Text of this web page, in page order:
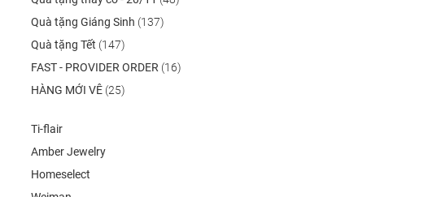
Quà tặng Giáng Sinh (137)
Quà tặng Tết (147)
FAST - PROVIDER ORDER (16)
HÀNG MỚI VÊ (25)
Ti-flair
Amber Jewelry
Homeselect